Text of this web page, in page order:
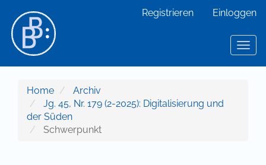
Hauptinhalt
Sidebar
Registrieren Einloggen
Home
Archiv
Jg. 45, Nr. 179 (2-2025): Digitalisierung und
der Süden
Schwerpunkt